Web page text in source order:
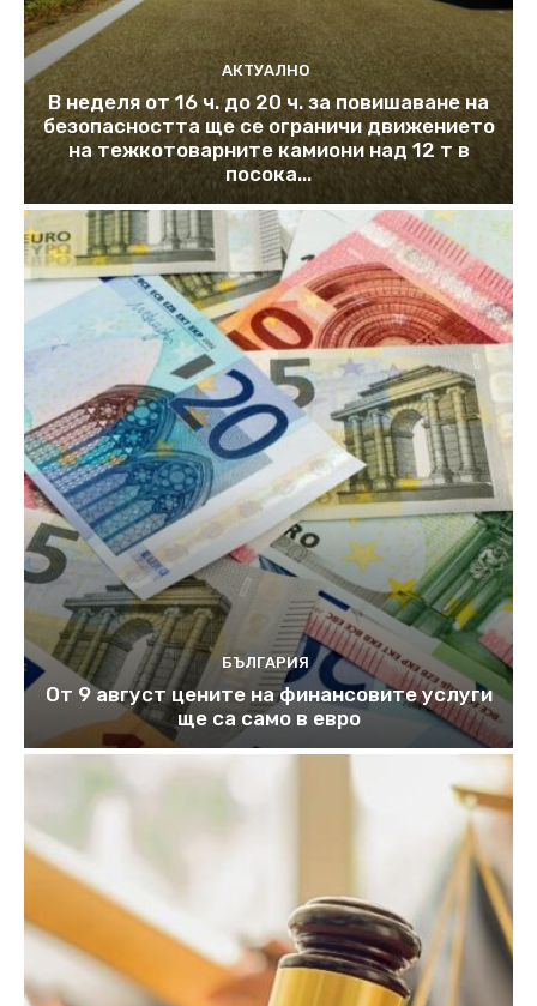
АКТУАЛНО
В неделя от 16 ч. до 20 ч. за повишаване на
безопасността ще се ограничи движението
на тежкотоварните камиони над 12 т в
посока...
БЪЛГАРИЯ
От 9 август цените на финансовите услуги
ще са само в евро